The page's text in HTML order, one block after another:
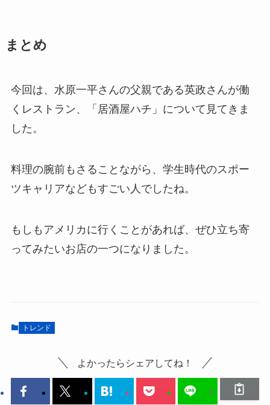
まとめ
今回は、水原一平さんの父親である英政さんが働
くレストラン、「居酒屋ハチ」について見てきま
した。
料理の腕前もさることながら、学生時代のスポー
ツキャリアなどもすごい人でしたね。
もしもアメリカに行くことがあれば、ぜひ立ち寄
ってみたいお店の一つになりました。
トレンド
よかったらシェアしてね！